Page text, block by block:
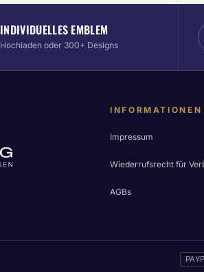
INDIVIDUELLES EMBLEM
Hochladen oder 300+ Designs
INFORMATIONEN
Impressum
Wiederrufsrecht für
AGBs